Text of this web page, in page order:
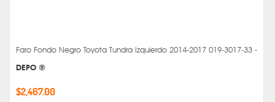
Faro Fondo Negro Toyota Tundra Izquierdo 2014-2017 019-3017-33 -
DEPO ®
$2,467.00